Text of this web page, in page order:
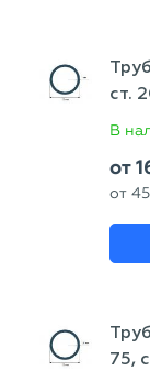
ст.
В
от
от 45
75,